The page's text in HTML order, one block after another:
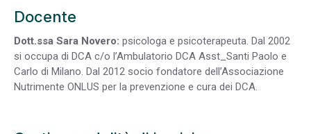
Docente
Dott.ssa Sara Novero: psicologa e psicoterapeuta. Dal 2002
si occupa di DCA c/o l’Ambulatorio DCA Asst_Santi Paolo e
Carlo di Milano. Dal 2012 socio fondatore dell’Associazione
Nutrimente ONLUS per la prevenzione e cura dei DCA.